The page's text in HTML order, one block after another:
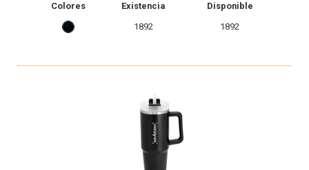
Colores Existencia
Disponible
1892
1892